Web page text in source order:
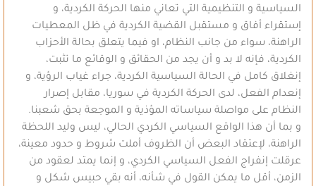
السياسية و التنظيمية التي تعاني منها الحركة الكردية، و
إستقراء أفاق و مستقبل القضية الكردية في ظل المعطيات
الراهنة، سواء من جانب النظام، او فيما يتعلق بحالة الأحزاب
الكردية، فإنه لا بد و أن يجد من الحقائق و الوقائع ما تثبت،
إنغلاق كامل في الحالة السياسية الكردية، جراء غياب الرؤية، و
إنعدام الفعل، لدى الحركة الكردية في سوريا، مقابل إصرار
النظام على مواصلة سياساته المؤذية و الموجعة بحق شعبنا.
و بما أن هذا الواقع السياسي الكردي الحالي، ليس وليد اللحظة
الراهنة، لإعتقاد البعض أن الظروف أملت شروط و حدود معينة،
عرقلت إنفراج الفعل السياسي الكردي، و إنما يمتد لعقود من
الزمن، أقل ما يمكن القول في شأنه، أنه بقي حبيس شكل و